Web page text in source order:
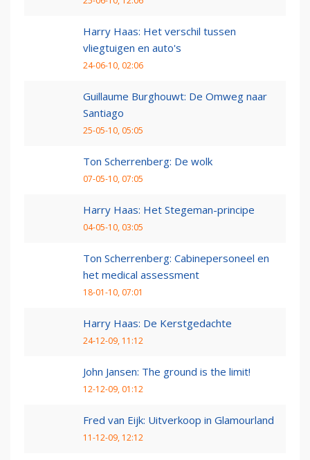
Harry Haas: Het verschil tussen
vliegtuigen en auto's
24-06-10, 02:06
Guillaume Burghouwt: De Omweg naar
Santiago
25-05-10, 05:05
Ton Scherrenberg: De wolk
07-05-10, 07:05
Harry Haas: Het Stegeman-principe
04-05-10, 03:05
Ton Scherrenberg: Cabinepersoneel en
het medical assessment
18-01-10, 07:01
Harry Haas: De Kerstgedachte
24-12-09, 11:12
John Jansen: The ground is the limit!
12-12-09, 01:12
Fred van Eijk: Uitverkoop in Glamourland
11-12-09, 12:12